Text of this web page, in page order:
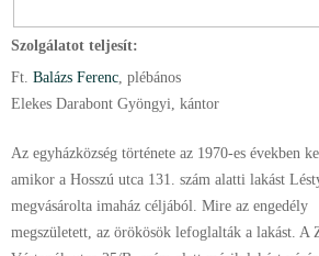
Szolgálatot teljesít:
Ft. Balázs Ferenc , plébános
Elekes Darabont Gyöngyi, kántor
Az egyházközség története az 1970-es években
amikor a Hosszú utca 131. szám alatti lakást
megvásárolta imaház céljából. Mire az engedély
megszületett, az örökösök lefoglalták a lakást. A